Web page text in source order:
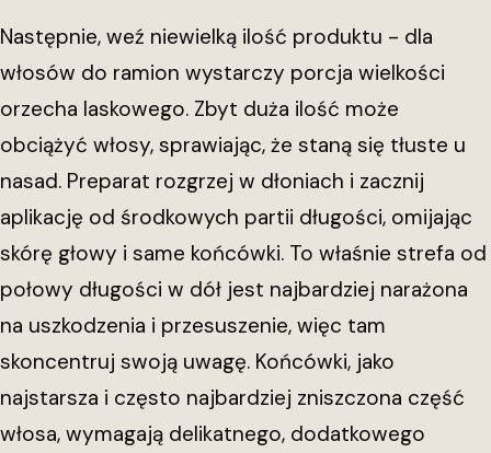
Następnie, weź niewielką ilość produktu - dla
włosów do ramion wystarczy porcja wielkości
orzecha laskowego. Zbyt duża ilość może
obciążyć włosy, sprawiając, że staną się tłuste u
nasad. Preparat rozgrzej w dłoniach i zacznij
aplikację od środkowych partii długości, omijając
skórę głowy i same końcówki. To właśnie strefa od
połowy długości w dół jest najbardziej narażona
na uszkodzenia i przesuszenie, więc tam
skoncentruj swoją uwagę. Końcówki, jako
najstarsza i często najbardziej zniszczona część
włosa, wymagają delikatnego, dodatkowego